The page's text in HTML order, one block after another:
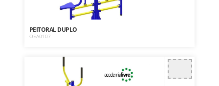
PEITORAL DUPLO
OEA0107